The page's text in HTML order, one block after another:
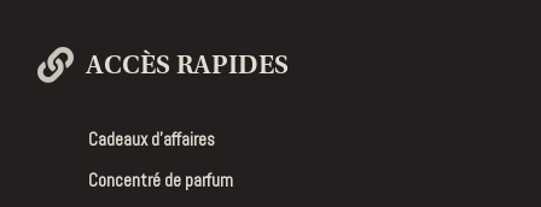
ACCÈS RAPIDES
Cadeaux d’affaires
Concentré de parfum